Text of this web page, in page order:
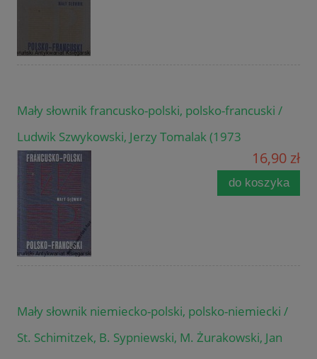
Mały słownik francusko-polski, polsko-francuski /
Ludwik Szwykowski, Jerzy Tomalak (1973
16,90 zł
do koszyka
Mały słownik niemiecko-polski, polsko-niemiecki /
St. Schimitzek, B. Sypniewski, M. Żurakowski, Jan